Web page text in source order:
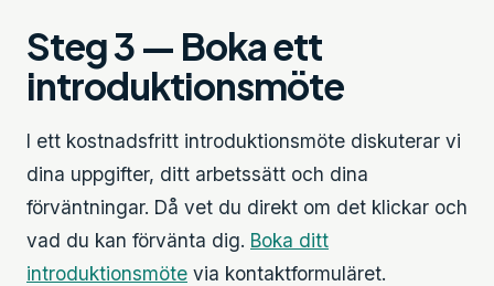
Steg 3 — Boka ett
introduktionsmöte
I ett kostnadsfritt introduktionsmöte diskuterar vi
dina uppgifter, ditt arbetssätt och dina
förväntningar. Då vet du direkt om det klickar och
vad du kan förvänta dig. Boka ditt
introduktionsmöte via kontaktformuläret.